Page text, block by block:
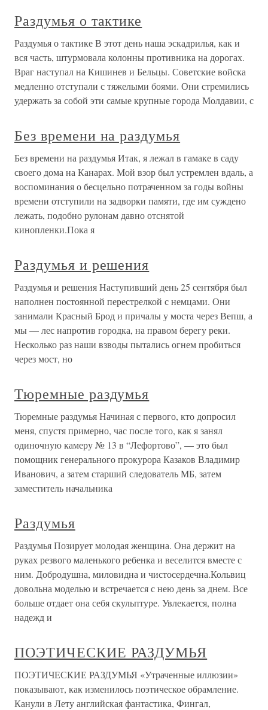
Раздумья о тактике
Раздумья о тактике В этот день наша эскадрилья, как и
вся часть, штурмовала колонны противника на дорогах.
Враг наступал на Кишинев и Бельцы. Советские войска
медленно отступали с тяжелыми боями. Они стремились
удержать за собой эти самые крупные города Молдавии, с
Без времени на раздумья
Без времени на раздумья Итак, я лежал в гамаке в саду
своего дома на Канарах. Мой взор был устремлен вдаль, а
воспоминания о бесцельно потраченном за годы войны
времени отступили на задворки памяти, где им суждено
лежать, подобно рулонам давно отснятой
кинопленки.Пока я
Раздумья и решения
Раздумья и решения Наступивший день 25 сентября был
наполнен постоянной перестрелкой с немцами. Они
занимали Красный Брод и причалы у моста через Вепш, а
мы — лес напротив городка, на правом берегу реки.
Несколько раз наши взводы пытались огнем пробиться
через мост, но
Тюремные раздумья
Тюремные раздумья Начиная с первого, кто допросил
меня, спустя примерно, час после того, как я занял
одиночную камеру № 13 в “Лефортово”, — это был
помощник генерального прокурора Казаков Владимир
Иванович, а затем старший следователь МБ, затем
заместитель начальника
Раздумья
Раздумья Позирует молодая женщина. Она держит на
руках резвого маленького ребенка и веселится вместе с
ним. Добродушна, миловидна и чистосердечна.Кольвиц
довольна моделью и встречается с нею день за днем. Все
больше отдает она себя скульптуре. Увлекается, полна
надежд и
ПОЭТИЧЕСКИЕ РАЗДУМЬЯ
ПОЭТИЧЕСКИЕ РАЗДУМЬЯ «Утраченные иллюзии»
показывают, как изменилось поэтическое обрамление.
Канули в Лету английская фантастика, Фингал,